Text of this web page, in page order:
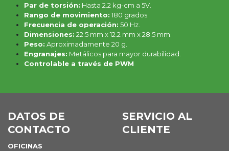
Par de torsión: Hasta 2.2 kg-cm a 5V.
Rango de movimiento: 180 grados.
Frecuencia de operación: 50 Hz.
Dimensiones: 22.5 mm x 12.2 mm x 28.5 mm.
Peso: Aproximadamente 20 g.
Engranajes: Metálicos para mayor durabilidad.
Controlable a través de PWM
DATOS DE
CONTACTO
OFICINAS
SERVICIO AL
CLIENTE